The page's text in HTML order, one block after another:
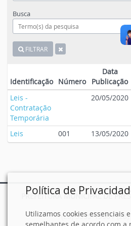
Busca
FILTRAR
Identificação Número
Data
Publicação
Leis -
Contratação
Temporária
20/05/2020
Leis 001 13/05/2020
PREFEITURA MUNICIPAL DE
(28) 3535-1900 /
Política de
Utilizamos cookies essenciais